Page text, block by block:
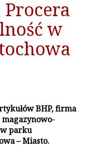
w
BHP, firma
parku
– Miasto.